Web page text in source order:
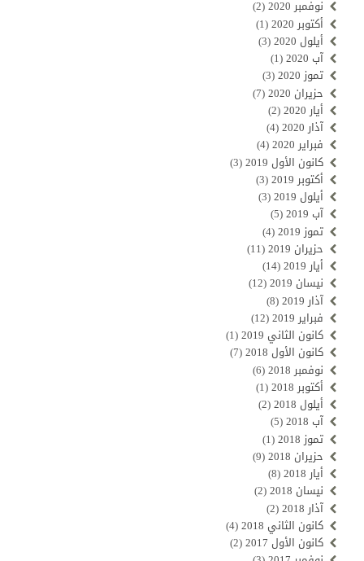
نوفمبر 2020
(2)
أكتوبر 2020
(1)
أيلول 2020
(3)
آب 2020
(1)
تموز 2020
(3)
حزيران 2020
(7)
أيار 2020
(2)
آذار 2020
(4)
فبراير 2020
(4)
كانون الأول 2019
(3)
أكتوبر 2019
(3)
أيلول 2019
(3)
آب 2019
(5)
تموز 2019
(4)
حزيران 2019
(11)
أيار 2019
(14)
نيسان 2019
(12)
آذار 2019
(8)
فبراير 2019
(12)
كانون الثاني 2019
(1)
كانون الأول 2018
(7)
نوفمبر 2018
(6)
أكتوبر 2018
(1)
أيلول 2018
(2)
آب 2018
(5)
تموز 2018
(1)
حزيران 2018
(9)
أيار 2018
(8)
نيسان 2018
(2)
آذار 2018
(2)
كانون الثاني 2018
(4)
كانون الأول 2017
(2)